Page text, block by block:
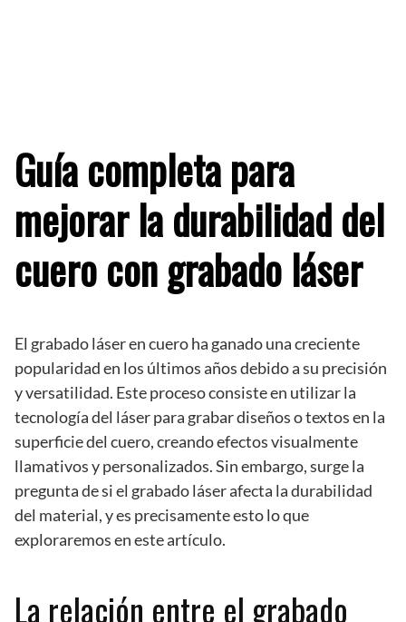
Guía completa para
mejorar la durabilidad del
cuero con grabado láser
El grabado láser en cuero ha ganado una creciente
popularidad en los últimos años debido a su precisión
y versatilidad. Este proceso consiste en utilizar la
tecnología del láser para grabar diseños o textos en la
superficie del cuero, creando efectos visualmente
llamativos y personalizados. Sin embargo, surge la
pregunta de si el grabado láser afecta la durabilidad
del material, y es precisamente esto lo que
exploraremos en este artículo.
La relación entre el grabado